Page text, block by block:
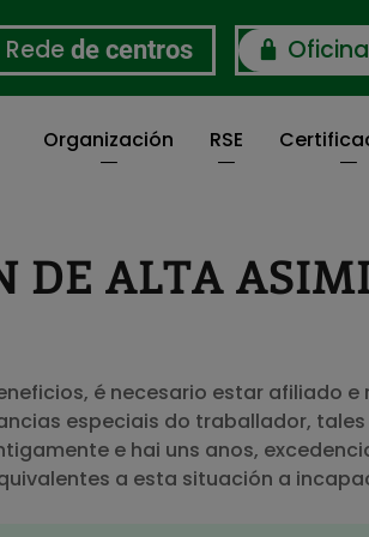
Rede de centros Oficina
Organización RSE
DE ALTA
é necesario estar afiliado
especiais do traballador,
e hai uns anos,
a esta situación a